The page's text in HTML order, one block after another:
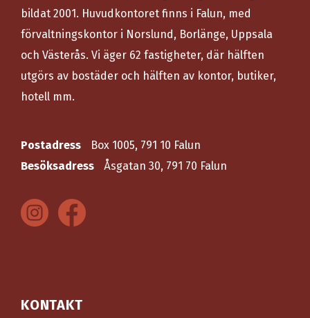
bildat 2001. Huvudkontoret finns i Falun, med
förvaltningskontor i Norslund, Borlänge, Uppsala
och Västerås. Vi äger 62 fastigheter, där hälften
utgörs av bostäder och hälften av kontor, butiker,
hotell mm.
Postadress
Box 1005, 791 10 Falun
Besöksadress
Åsgatan 30, 791 70 Falun
KONTAKT